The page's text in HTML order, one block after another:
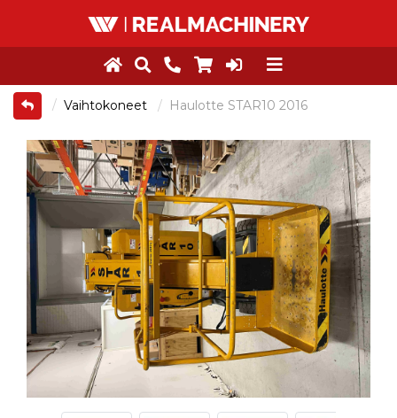
Vaihtokoneet Haulotte STAR10 2016